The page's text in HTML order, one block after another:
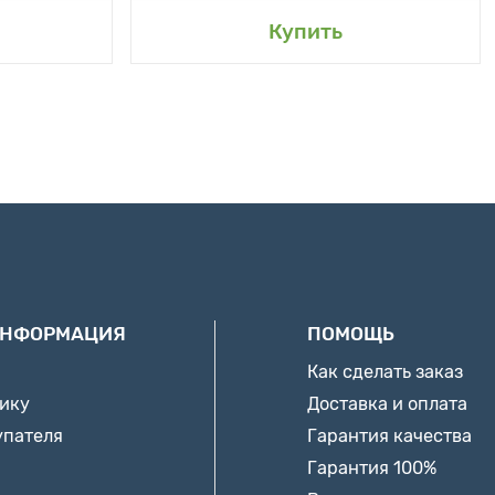
Купить
ПОМОЩЬ
Как сделать заказ
Доставка и оплата
Гарантия качества
Гарантия 100%